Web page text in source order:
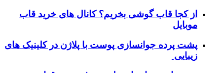
از کجا قاب گوشی بخریم؟ کانال های خرید قاب
موبایل
پشت پرده جوانسازی پوست با پلاژن در کلینیک های
زیبایی